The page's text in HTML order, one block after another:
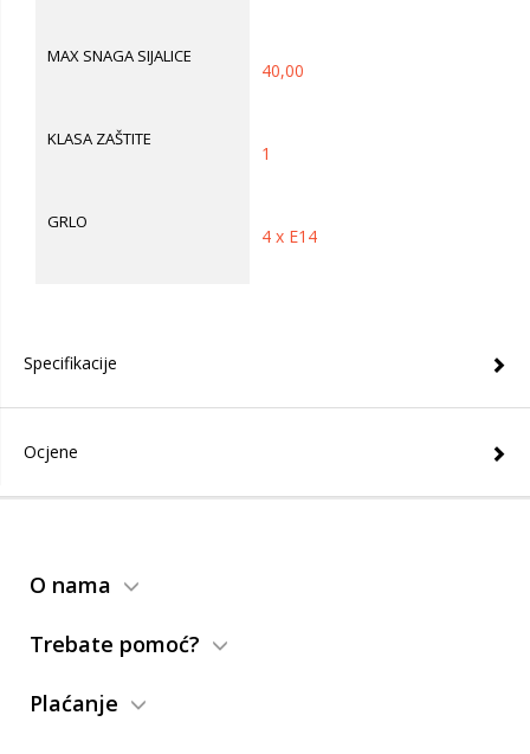
MAX SNAGA SIJALICE
40,00
KLASA ZAŠTITE
1
GRLO
4 x E14
Specifikacije
Ocjene
O nama
Trebate pomoć?
Plaćanje